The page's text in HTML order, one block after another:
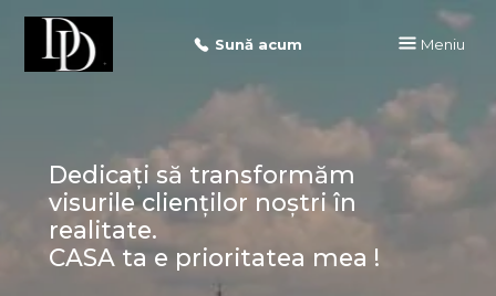
Sună acum Meniu
Dedicați să transformăm
visurile clienților noștri în
realitate.
CASA ta e prioritatea mea !